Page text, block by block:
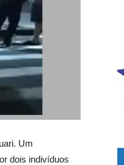
Um
dois indivíduos